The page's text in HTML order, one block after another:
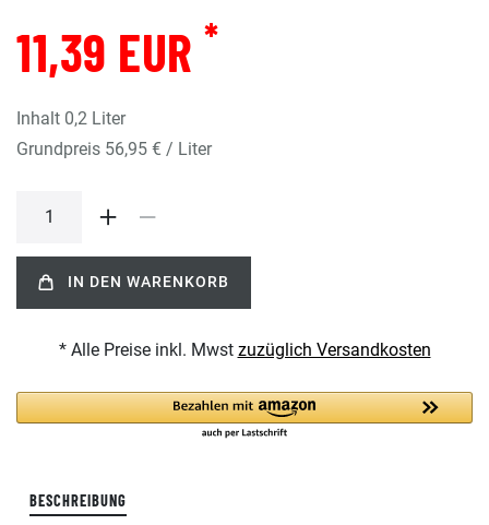
11,39 EUR *
Inhalt 0,2 Liter
Grundpreis 56,95 € / Liter
IN DEN WARENKORB
* Alle Preise inkl. Mwst zuzüglich Versandkosten
BESCHREIBUNG